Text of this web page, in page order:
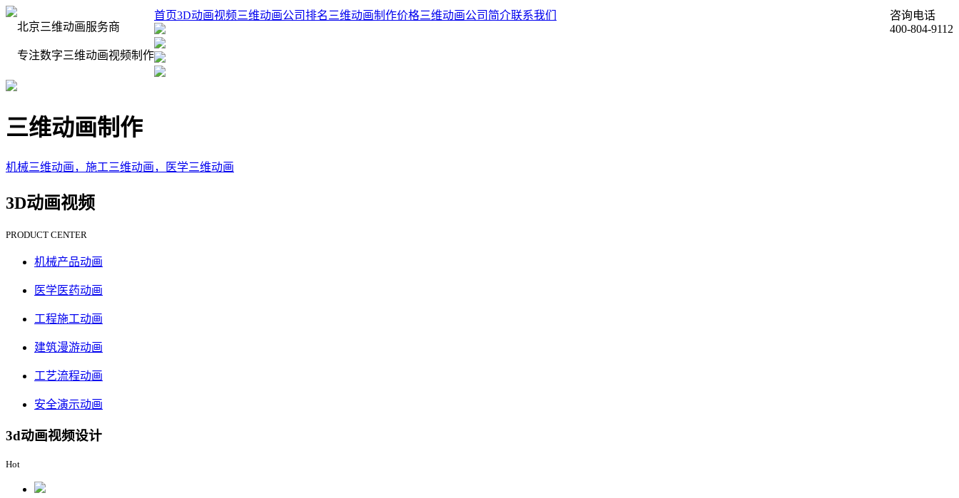
北京三维动画服务商
专注数字三维动画视频制作
咨询电话
400-804-9112
首页3D动画视频三维动画公司排名 三维动画制作价格三维动画公司简介联系我们
三维动画制作
机械三维动画，施工三维动画，医学三维动画
3D动画视频
PRODUCT CENTER
机械产品动画
医学医药动画
工程施工动画
建筑漫游动画
工艺流程动画
安全演示动画
3d动画视频设计
Hot